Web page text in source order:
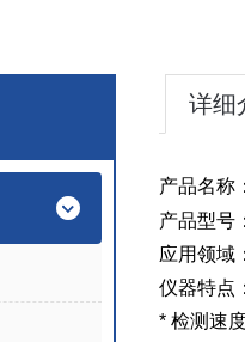
详细
产品名称
产品型号
应用领域
仪器特点
* 检测速